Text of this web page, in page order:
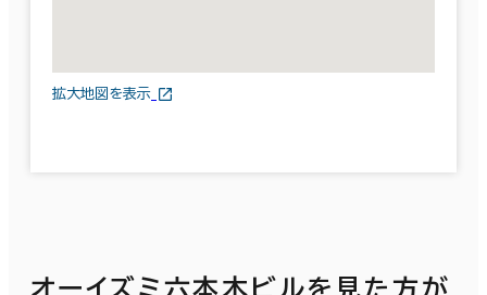
拡大地図を表示
オーイズミ六本木ビルを見た方が